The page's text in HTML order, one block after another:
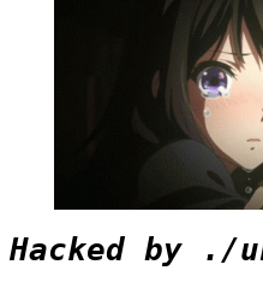
Hacked by ./